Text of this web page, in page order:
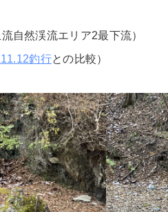
然渓流エリア2最下流）
釣行との比較）